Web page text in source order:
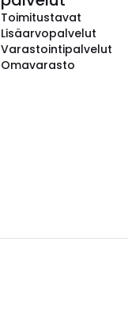
Toimitustavat
Lisäarvopalvelut
Varastointipalvelut
Omavarasto